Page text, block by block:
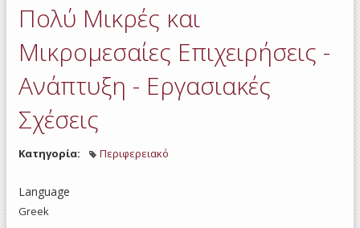
Πολύ Μικρές και
Μικρομεσαίες Επιχειρήσεις -
Ανάπτυξη - Εργασιακές
Σχέσεις
Κατηγορία: Περιφερειακό
Language
Greek